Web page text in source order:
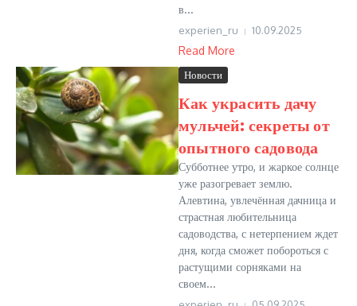
в...
experien_ru 10.09.2025
Read More
Новости
Как украсить дачу
мульчей: секреты от
опытного садовода
Субботнее утро, и жаркое солнце
уже разогревает землю.
Алевтина, увлечённая дачница и
страстная любительница
садоводства, с нетерпением ждет
дня, когда сможет побороться с
растущими сорняками на
своем...